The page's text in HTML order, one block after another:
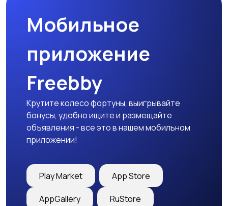
Тренажеры и фитнес Спортивное питание
Другое
Мобильное
приложение
Freebby
Крутите колесо фортуны, выигрывайте
бонусы, удобно ищите и размещайте
объявления - все это в нашем мобильном
приложении!
Play Market App Store
AppGallery RuStore